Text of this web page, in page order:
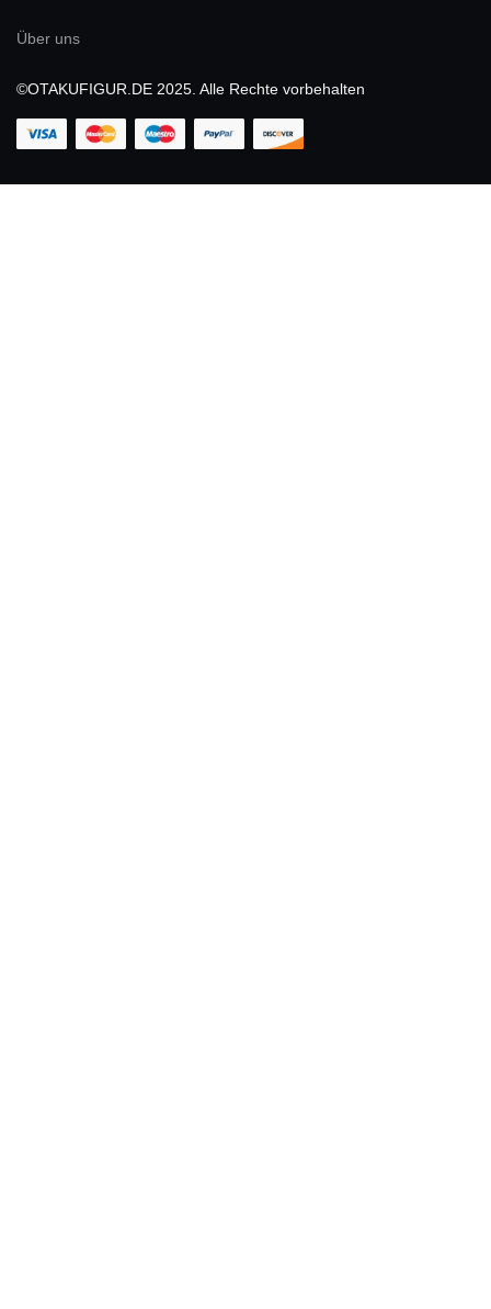
Über uns
©OTAKUFIGUR.DE 2025. Alle Rechte vorbehalten